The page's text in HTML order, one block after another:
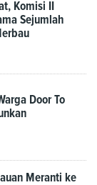
Komisi II
Sejumlah
Door To
Meranti ke